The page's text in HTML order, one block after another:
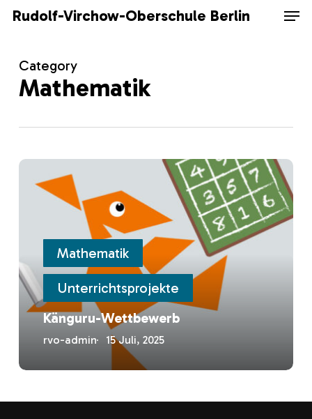
Skip
content
Rudolf-Virchow-Oberschule Berlin
Category
Mathematik
Känguru-
Wettbewerb
Mathematik
Unterrichtsprojekte
Känguru-Wettbewerb
rvo-admin 15 Juli, 2025